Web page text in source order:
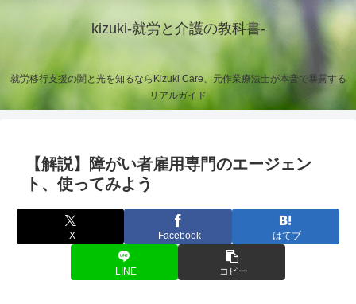
kizuki-就労と介護の教科書-
就労移行支援の闇と光を知るならKizuki Care、元作業療法士が本音で暴露する
リアルガイド
【解説】障がい者雇用専門のエージェン
ト、使ってみよう
X Facebook はてブ
LINE コピー